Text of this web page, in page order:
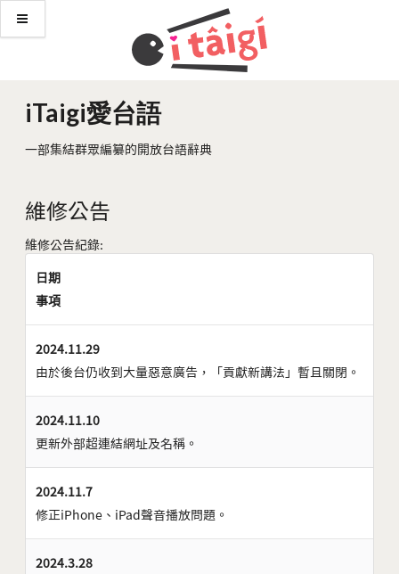
iTaigi愛台語
一部集結群眾編纂的開放台語辭典
維修公告
維修公告紀錄:
日期
事項
2024.11.29
由於後台仍收到大量惡意廣告，「貢獻新講法」暫且關閉。
2024.11.10
更新外部超連結網址及名稱。
2024.11.7
修正iPhone、iPad聲音播放問題。
2024.3.28